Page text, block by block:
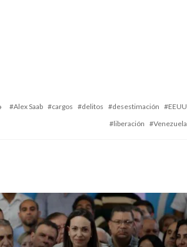
Tagged
with
Alex Saab cargos delitos desestimación
EEUU
liberación
Venezuela